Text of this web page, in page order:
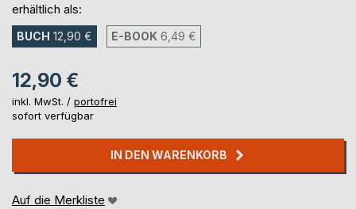
erhältlich als:
BUCH 12,90 € E-BOOK 6,49 €
12,90 €
inkl. MwSt. / portofrei
sofort verfügbar
IN DEN WARENKORB
Auf die Merkliste